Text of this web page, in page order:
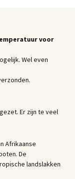
voor
Wel even
Er zijn te veel
Afrikaanse
De
landslakken